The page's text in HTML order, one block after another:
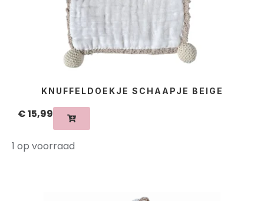
KNUFFELDOEKJE SCHAAPJE BEIGE
€15,99
1 op voorraad